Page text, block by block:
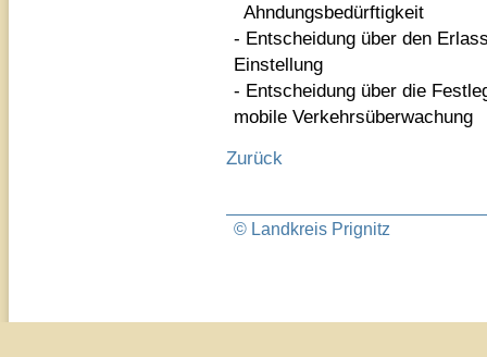
Ahndungsbedürftigkeit
- Entscheidung über den
Einstellung
- Entscheidung über die
mobile Verkehrsüberwachung
Zurück
© Landkreis Prignitz